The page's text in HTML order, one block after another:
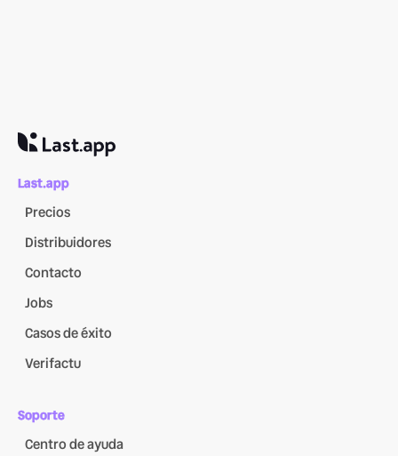
Last.app
Precios
Distribuidores
Contacto
Jobs
Casos de éxito
Verifactu
Soporte
Centro de ayuda